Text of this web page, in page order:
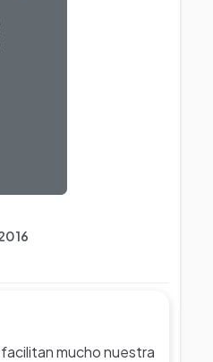
mucho nuestra